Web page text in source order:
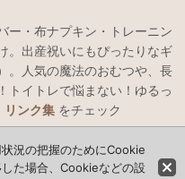
ー・布ナプキン・トレーニン
。出産祝いにもぴったりなギ
。人気の魔法のおむつや、長
トイトレで悩まない！ゆるっ
リンク集をチェック
・おむつカバー・布ナプキン
況の把握のためにCookie
た場合、Cookieなどの設